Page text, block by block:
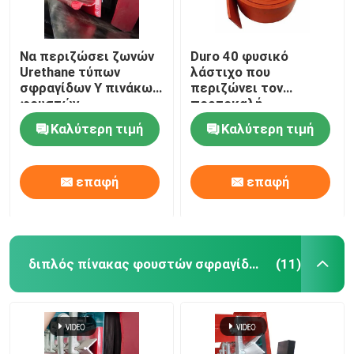
Να περιζώσει ζωνών
Urethane τύπων
σφραγίδων Υ πινάκων
φουστών
μεταφορέων
σφράγισης διπλό να
περιζώσει
Καλύτερη τιμή
επαφή
Duro 40 φυσικό
λάστιχο που
περιζώνει τον
πορτοκαλή
λαστιχένιο
μεταφορέα Skirtboard
Καλύτερη τιμή
επαφή
διπλός πίνακας φουστών σφραγίδων (11)